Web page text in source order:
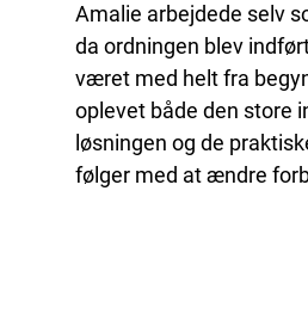
Amalie arbejdede selv
da ordningen blev
været med helt fra
oplevet både den store
løsningen og de
følger med at ændre